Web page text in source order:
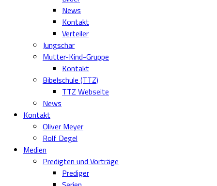
News
Kontakt
Verteiler
Jungschar
Mutter-Kind-Gruppe
Kontakt
Bibelschule (TTZ)
TTZ Webseite
News
Kontakt
Oliver Meyer
Rolf Degel
Medien
Predigten und Vorträge
Prediger